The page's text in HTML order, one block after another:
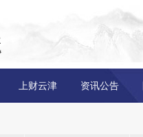
上财云津 资讯公告